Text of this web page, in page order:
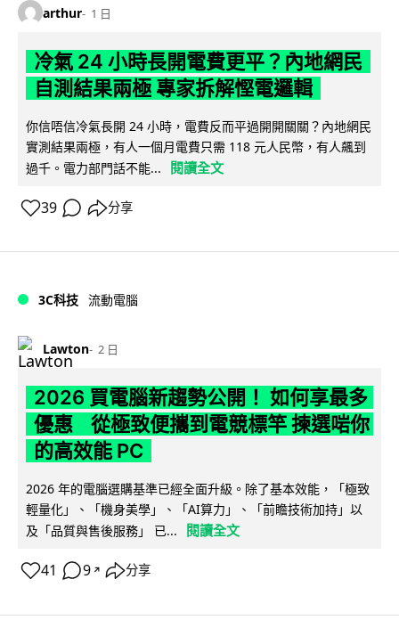
arthur 1 日
冷氣 24 小時長開電費更平？內地網民
自測結果兩極 專家拆解慳電邏輯
你信唔信冷氣長開 24 小時，電費反而平過開開關關？內地網民
實測結果兩極，有人一個月電費只需 118 元人民幣，有人飆到
過千。電力部門話不能...
閱讀全文
39 分享
3C科技 流動電腦
Lawton 2 日
2026 買電腦新趨勢公開！ 如何享最多
優惠 從極致便攜到電競標竿 揀選啱你
的高效能 PC
2026 年的電腦選購基準已經全面升級。除了基本效能，「極致
輕量化」、「機身美學」、「AI算力」、「前瞻技術加持」以
及「品質與售後服務」 已...
閱讀全文
41 9 ↗ 分享